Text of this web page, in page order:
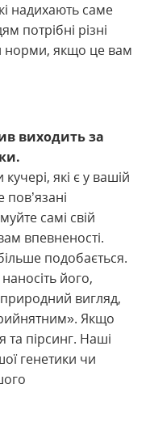
надихають саме
потрібні різні
норми, якщо це вам
виходить за
які є у вашій
пов’язані
самі свій
впевненості.
подобається.
його,
вигляд,
Якщо
та пірсинг. Наші
генетики чи